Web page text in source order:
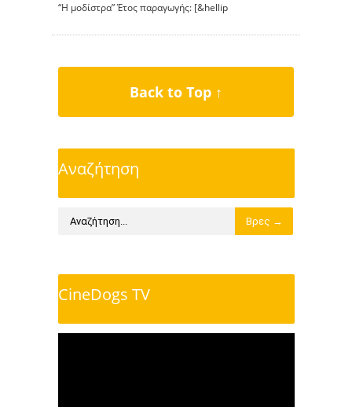
“Η μοδίστρα” Έτος παραγωγής: [&hellip
Back to Top ↑
Αναζήτηση
CineDogs TV